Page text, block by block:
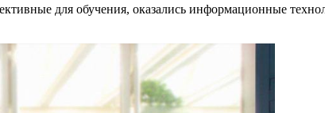
для обучения, оказались информационные